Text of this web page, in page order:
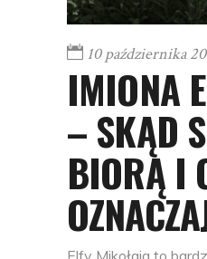
10 października
IMIONA
– SKĄD
BIORĄ I